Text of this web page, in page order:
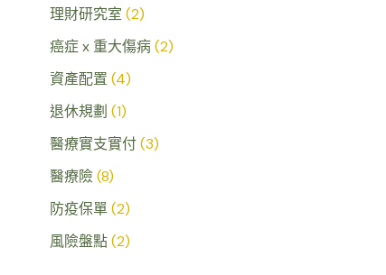
理財研究室 (2)
癌症 x 重大傷病(2)
資產配置 (4)
退休規劃 (1)
醫療實支實付(3)
醫療險(8)
防疫保單 (2)
風險盤點(2)